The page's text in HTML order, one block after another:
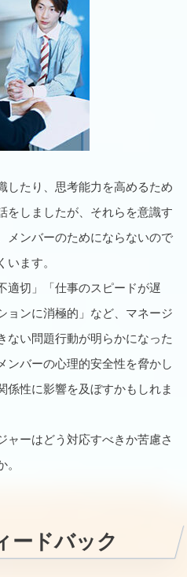
したり、思考能力を高めるため
をしましたが、それらを意識す
メンバーのためにならないので
ます。
適切」「仕事のスピードが遅
ョンに消極的」など、マネージ
ない問題行動が明らかになった
ンバーの心理的安全性を脅かし
係性に影響を及ぼすかもしれま
ャーはどう対応すべきか苦慮さ
ードバック